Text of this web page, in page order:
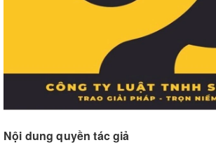
Nội dung quyền tác giả